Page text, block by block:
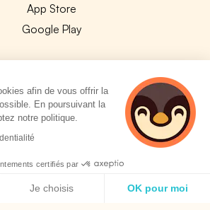
App Store
Google Play
Tous droits réservés.
afin de vous offrir la
En poursuivant la
notre politique.
certifiés par
Je choisis OK pour moi
4 personnes
consultent
actuellement cette